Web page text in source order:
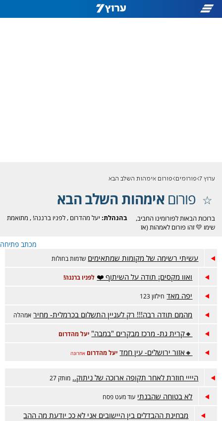
ערוץ 7 פורומים פורום אימהות השלב הבא
פורוםאימהות השלב הבא
בהנהלת: יעל מהדרום ,לפניו ברננה! , מתואמת
ברוכות הבאות לפורומינו החביב,
שימו 💛 זהו פורום לאמהות (אז
על ההבנה!). הפורום מיועד
לשאלות, פריקות והתייעצויות על
מכתב פתיחה
עשיתי רשימה של מקומות שמתאימים שדמות בחולות
ואוו מקסים¡ תודה על השיתוף ❤️ לפניו ברננה!
יפה מאד חילזון 123
מהמם תודה רבה!!! רק לעניין התשלום בכרמלית- מחיר אמהלה
🔸️קרית גת- מרכז מבקרים "במבה" יעל מהדרום
🔸️אזור ירושלים- עין חמד יעל מהדרום אחרונה
היייי חוזרת לאחר תקופה ארוכה של ניתוק.. מותק 27
לא בטוחה שהבנתי עוד מעט פסח
מבחינת ההבדלים בין היישובים אני לא ככ יודעת מה ההב